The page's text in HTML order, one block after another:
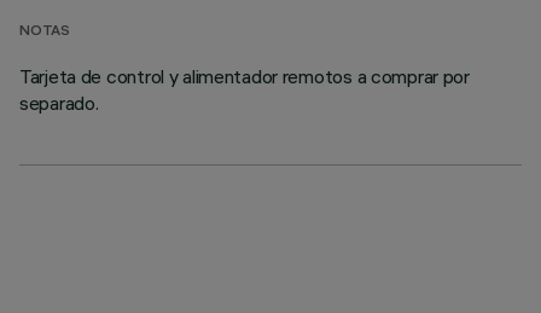
NOTAS
Tarjeta de control y alimentador remotos a comprar por
separado.